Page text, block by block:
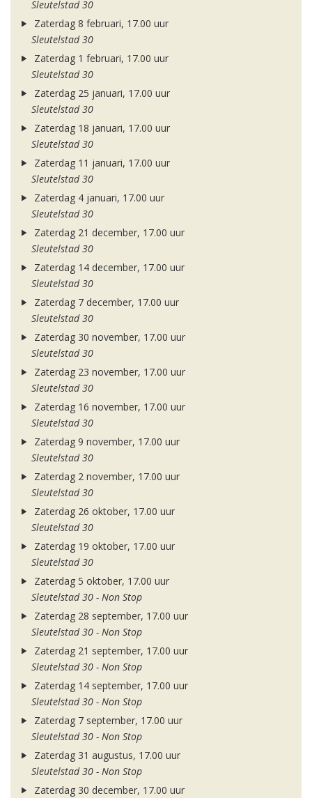
Sleutelstad 30
Zaterdag 8 februari, 17.00 uur
Sleutelstad 30
Zaterdag 1 februari, 17.00 uur
Sleutelstad 30
Zaterdag 25 januari, 17.00 uur
Sleutelstad 30
Zaterdag 18 januari, 17.00 uur
Sleutelstad 30
Zaterdag 11 januari, 17.00 uur
Sleutelstad 30
Zaterdag 4 januari, 17.00 uur
Sleutelstad 30
Zaterdag 21 december, 17.00 uur
Sleutelstad 30
Zaterdag 14 december, 17.00 uur
Sleutelstad 30
Zaterdag 7 december, 17.00 uur
Sleutelstad 30
Zaterdag 30 november, 17.00 uur
Sleutelstad 30
Zaterdag 23 november, 17.00 uur
Sleutelstad 30
Zaterdag 16 november, 17.00 uur
Sleutelstad 30
Zaterdag 9 november, 17.00 uur
Sleutelstad 30
Zaterdag 2 november, 17.00 uur
Sleutelstad 30
Zaterdag 26 oktober, 17.00 uur
Sleutelstad 30
Zaterdag 19 oktober, 17.00 uur
Sleutelstad 30
Zaterdag 5 oktober, 17.00 uur
Sleutelstad 30 - Non Stop
Zaterdag 28 september, 17.00 uur
Sleutelstad 30 - Non Stop
Zaterdag 21 september, 17.00 uur
Sleutelstad 30 - Non Stop
Zaterdag 14 september, 17.00 uur
Sleutelstad 30 - Non Stop
Zaterdag 7 september, 17.00 uur
Sleutelstad 30 - Non Stop
Zaterdag 31 augustus, 17.00 uur
Sleutelstad 30 - Non Stop
Zaterdag 30 december, 17.00 uur